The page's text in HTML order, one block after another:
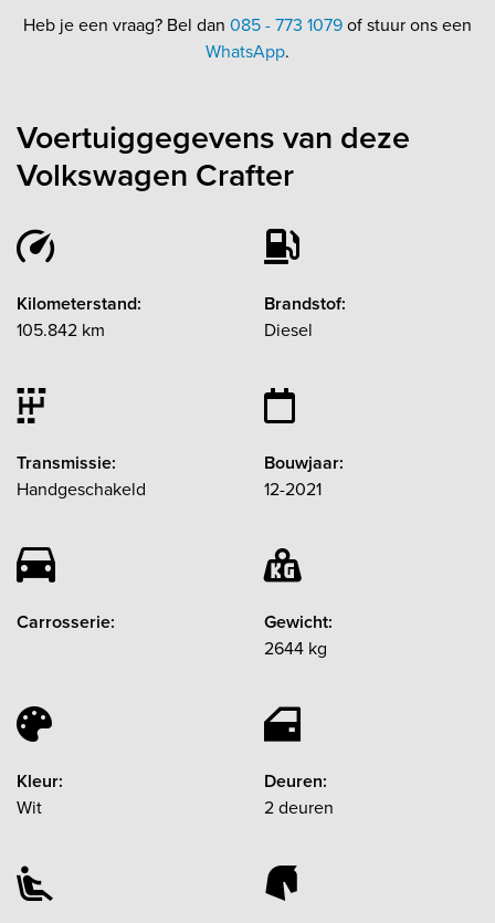
Heb je een vraag? Bel dan 085 - 773 1079of stuur ons een
WhatsApp.
Voertuiggegevens van deze
Volkswagen Crafter
Kilometerstand:
105.842 km
Brandstof:
Diesel
Transmissie:
Handgeschakeld
Bouwjaar:
12-2021
Carrosserie:
Gewicht:
2644 kg
Kleur:
Wit
Deuren:
2 deuren